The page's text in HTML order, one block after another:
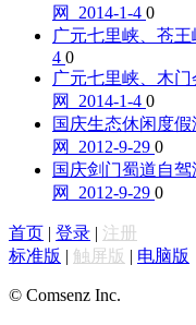
网 2014-1-4 0
广元七里峡、苍
4 0
广元七里峡、木
网 2014-1-4 0
国庆生态休闲度
网 2012-9-29 0
国庆剑门蜀道自
网 2012-9-29 0
首页 | 登录 | 注册
标准版 | 触屏版 | 电脑版
© Comsenz Inc.